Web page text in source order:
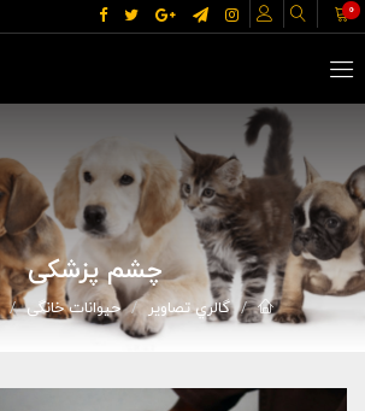
0
چشم پزشکی
گالري تصاوير حیوانات خانگی